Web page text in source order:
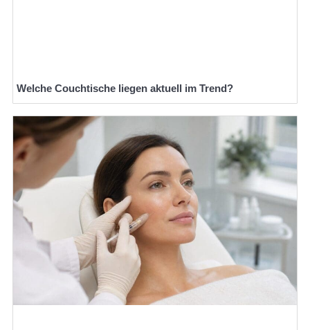
Welche Couchtische liegen aktuell im Trend?